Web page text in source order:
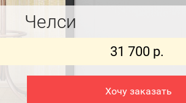
Челси
31 700 р.
Хочу заказать